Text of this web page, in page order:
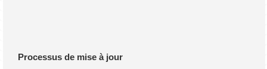
Processus de mise à jour